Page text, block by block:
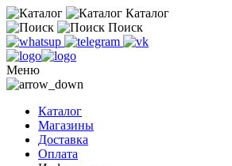
Каталог
Поиск
Меню
Каталог
Магазины
Доставка
Оплата